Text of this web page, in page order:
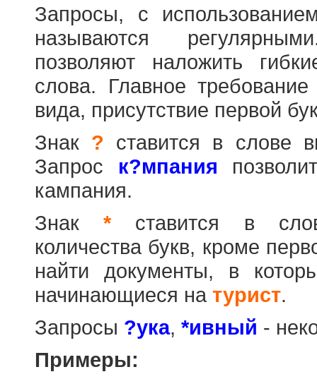
Запросы, с
называются
позволяют наложить
слова. Главное
вида, присутствие первой
Знак ? ставится в слове
Запрос к?мпания
кампания.
Знак* ставится в
количества букв, кроме
найти документы, в
начинающиеся на турист.
Запросы ?ука, *ивный -
Примеры: